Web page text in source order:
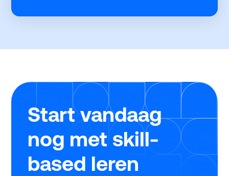
Start vandaag
nog met skill-
based leren